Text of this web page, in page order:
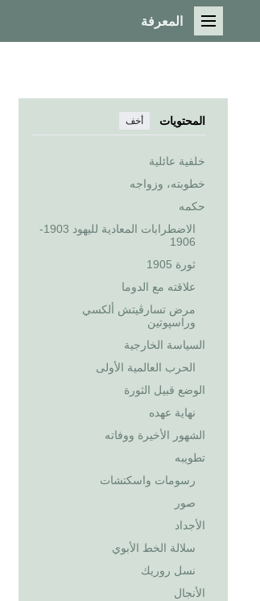
القائمة الرئيسية
المعرفة
المحتويات أخف
خلفية عائلية
خطوبته، وزواجه
حكمه
الاضطرابات المعادية لليهود 1903-
1906
ثورة 1905
علاقته مع الدوما
مرض تسارڤيتش ألكسي
وراسپوتين
السياسة الخارجية
الحرب العالمية الأولى
الوضع قبيل الثورة
نهاية عهده
الشهور الأخيرة ووفاته
تطويبه
رسومات واسكتشات
صور
الأجداد
سلالة الخط الأبوي
نسل روريك
الأنجال